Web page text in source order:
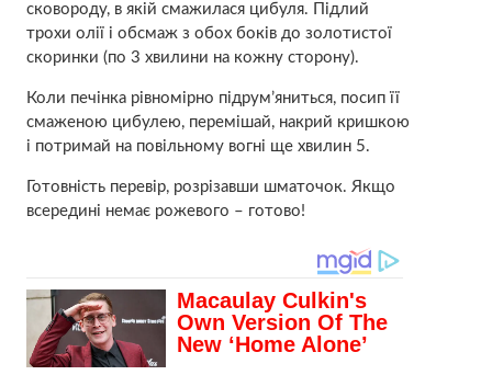
сковороду, в якій смажилася цибуля. Підлий
трохи олії і обсмаж з обох боків до золотистої
скоринки (по 3 хвилини на кожну сторону).
Коли печінка рівномірно підрум’яниться, посип її
смаженою цибулею, перемішай, накрий кришкою
і потримай на повільному вогні ще хвилин 5.
Готовність перевір, розрізавши шматочок. Якщо
всередині немає рожевого – готово!